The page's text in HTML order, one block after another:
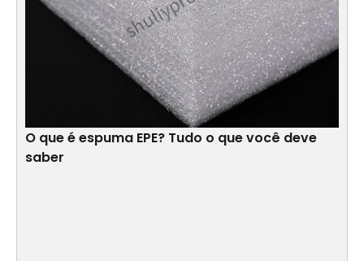
O que é espuma EPE? Tudo o que você deve
saber